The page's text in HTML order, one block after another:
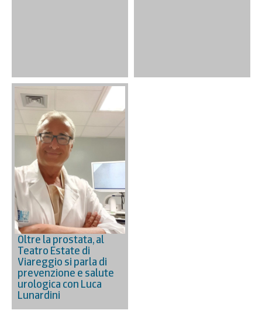
Oltre la prostata, al
Teatro Estate di
Viareggio si parla di
prevenzione e salute
urologica con Luca
Lunardini